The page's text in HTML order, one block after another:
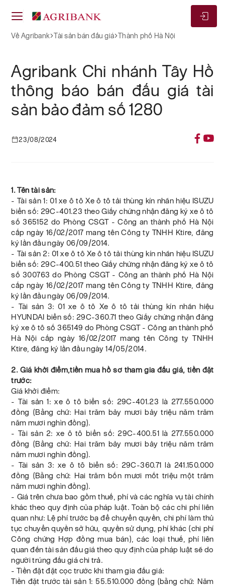
Về Agribank Tài sản bán đấu giá Thành phố Hà Nội
Agribank Chi nhánh Tây Hồ
thông báo bán đấu giá tài
sản bảo đảm số 1280
23/08/2024
1. Tên tài sản:
- Tài sản 1: 01 xe ô tô Xe ô tô tải thùng kín nhãn hiệu ISUZU
biển số: 29C-401.23 theo Giấy chứng nhận đăng ký xe ô tô
số 365152 do Phòng CSGT - Công an thành phố Hà Nội
cấp ngày 16/02/2017 mang tên Công ty TNHH Ktire, đăng
ký lần đầu ngày 06/09/2014.
- Tài sản 2: 01 xe ô tô Xe ô tô tải thùng kín nhãn hiệu ISUZU
biển số: 29C-400.51 theo Giấy chứng nhận đăng ký xe ô tô
số 300763 do Phòng CSGT - Công an thành phố Hà Nội
cấp ngày 16/02/2017 mang tên Công ty TNHH Ktire, đăng
ký lần đầu ngày 06/09/2014.
- Tài sản 3: 01 xe ô tô Xe ô tô tải thùng kín nhãn hiệu
HYUNDAI biển số: 29C-360.71 theo Giấy chứng nhận đăng
ký xe ô tô số 365149 do Phòng CSGT - Công an thành phố
Hà Nội cấp ngày 16/02/2017 mang tên Công ty TNHH
Ktire, đăng ký lần đầu ngày 14/05/2014.
2. Giá khởi điểm,tiền mua hồ sơ tham gia đấu giá, tiền đặt
trước:
Giá khởi điểm:
- Tài sản 1: xe ô tô biển số: 29C-401.23 là 277.550.000
đồng (Bằng chữ: Hai trăm bảy mươi bảy triệu năm trăm
năm mươi nghìn đồng).
- Tài sản 2: xe ô tô biển số: 29C-400.51 là 277.550.000
đồng (Bằng chữ: Hai trăm bảy mươi bảy triệu năm trăm
năm mươi nghìn đồng).
- Tài sản 3: xe ô tô biển số: 29C-360.71 là 241.150.000
đồng (Bằng chữ: Hai trăm bốn mươi mốt triệu một trăm
năm mươi nghìn đồng).
- Giá trên chưa bao gồm thuế, phí và các nghĩa vụ tài chính
khác theo quy định của pháp luật. Toàn bộ các chi phí liên
quan như: Lệ phí trước bạ để chuyển quyền, chi phí làm thủ
tục chuyển quyền sở hữu, quyền sử dụng, phí khác (chi phí
Công chứng Hợp đồng mua bán), các loại thuế, phí liên
quan đến tài sản đấu giá theo quy định của pháp luật sẽ do
người trúng đấu giá chi trả.
- Tiền đặt đặt cọc trước khi tham gia đấu giá:
Tiền đặt trước tài sản 1: 55.510.000 đồng (bằng chữ: Năm